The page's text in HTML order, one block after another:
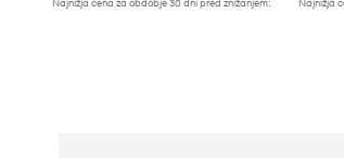
Najnižja cena za obdobje 30 dni pred znižanjem:
Najnižja